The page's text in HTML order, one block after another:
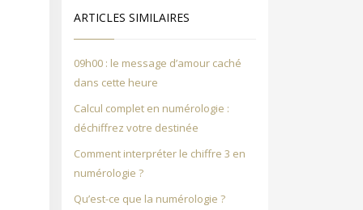
ARTICLES SIMILAIRES
09h00 : le message d’amour caché
dans cette heure
Calcul complet en numérologie :
déchiffrez votre destinée
Comment interpréter le chiffre 3 en
numérologie ?
Qu’est-ce que la numérologie ?